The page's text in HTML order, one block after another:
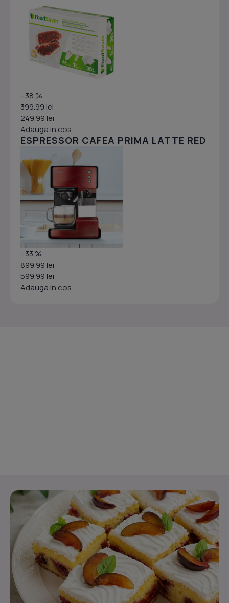
- 38 %
399.99 lei
249.99 lei
Adauga in cos
ESPRESSOR CAFEA PRIMA LATTE RED
- 33 %
899.99 lei
599.99 lei
Adauga in cos